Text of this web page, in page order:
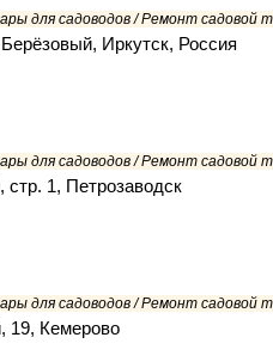
для садоводов / Ремонт садовой
Иркутск, Россия
для садоводов / Ремонт садовой
1, Петрозаводск
для садоводов / Ремонт садовой
19, Кемерово